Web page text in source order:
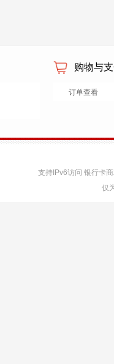
购物与
订单查看
支持IPv6访问 银行卡
仅